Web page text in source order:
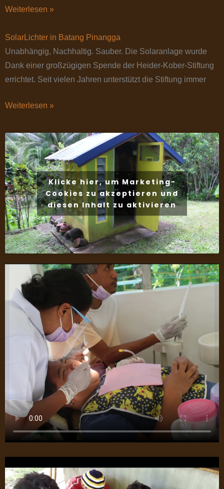
Weiterlesen »
SolarLichter in Batang Pinangga
Unabhängig, Nachhaltig. Sauber. Die Solaranlage wurde
Dank einer großzügigen Spende der Heider-Kober-Stiftung
errichtet. Seit vielen Jahren unterstützt die Stiftung immer
Weiterlesen »
Klicke hier, um Marketing-
Cookies zu akzeptieren und
diesen Inhalt zu aktivieren